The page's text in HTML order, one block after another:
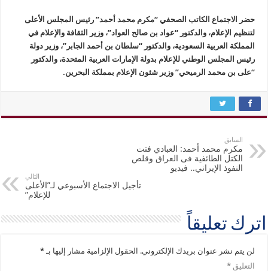
حضر الاجتماع الكاتب الصحفي “مكرم محمد أحمد” رئيس المجلس الأعلى
لتنظيم الإعلام، والدكتور “عواد بن صالح العواد”، وزير الثقافة والإعلام في
المملكة العربية السعودية، والدكتور “سلطان بن أحمد الجابر”، وزير دولة
رئيس المجلس الوطني للإعلام بدولة الإمارات العربية المتحدة، والدكتور
“على بن محمد الرميحي” وزير شئون الإعلام بمملكة البحرين.
السابق
مكرم محمد أحمد: العبادي فتت
الكتل الطائفية فى العراق وقلص
النفوذ الإيراني.. فيديو
التالي
تأجيل الاجتماع الأسبوعي لـ”الأعلى
للإعلام”
اترك تعليقاً
لن يتم نشر عنوان بريدك الإلكتروني. الحقول الإلزامية مشار إليها بـ*
التعليق*